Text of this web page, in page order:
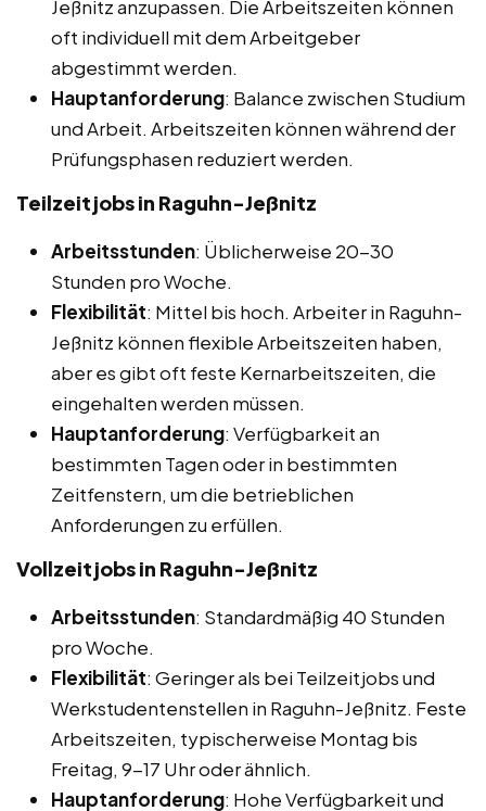
Jeßnitz anzupassen. Die Arbeitszeiten können
oft individuell mit dem Arbeitgeber
abgestimmt werden.
Hauptanforderung: Balance zwischen Studium
und Arbeit. Arbeitszeiten können während der
Prüfungsphasen reduziert werden.
Teilzeitjobs in Raguhn-Jeßnitz
Arbeitsstunden: Üblicherweise 20-30
Stunden pro Woche.
Flexibilität: Mittel bis hoch. Arbeiter in Raguhn-
Jeßnitz können flexible Arbeitszeiten haben,
aber es gibt oft feste Kernarbeitszeiten, die
eingehalten werden müssen.
Hauptanforderung: Verfügbarkeit an
bestimmten Tagen oder in bestimmten
Zeitfenstern, um die betrieblichen
Anforderungen zu erfüllen.
Vollzeitjobs in Raguhn-Jeßnitz
Arbeitsstunden: Standardmäßig 40 Stunden
pro Woche.
Flexibilität: Geringer als bei Teilzeitjobs und
Werkstudentenstellen in Raguhn-Jeßnitz. Feste
Arbeitszeiten, typischerweise Montag bis
Freitag, 9-17 Uhr oder ähnlich.
Hauptanforderung: Hohe Verfügbarkeit und